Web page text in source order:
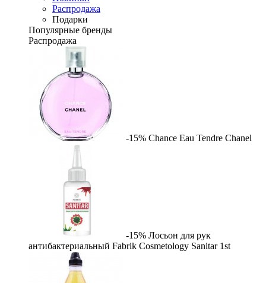
Распродажа
Подарки
Популярные бренды
Распродажа
-15% Chance Eau Tendre Chanel
-15% Лосьон для рук
антибактериальный Fabrik Cosmetology Sanitar 1st